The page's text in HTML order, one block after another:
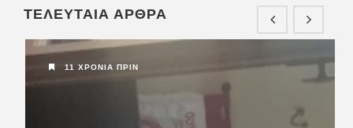
Η “ΚΑΡΠΑΘΙΑΚΗ” στο διαδίκτυο
www.karpa...
ΤΕΛΕΥΤΑΙΑ ΑΡΘΡΑ
11 ΧΡΌΝΙΑ ΠΡΙΝ